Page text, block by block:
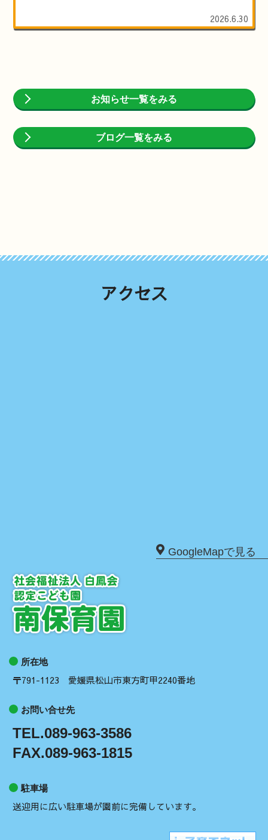
2026.6.30
お知らせ一覧をみる
ブログ一覧をみる
アクセス
GoogleMapで見る
所在地
〒791-1123 愛媛県松山市東方町甲2240番地
お問い合せ先
TEL.089-963-3586
FAX.089-963-1815
駐車場
送迎用に広い駐車場が園前に完備しています。